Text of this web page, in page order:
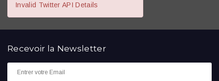
Invalid Twitter API Details
Recevoir la Newsletter